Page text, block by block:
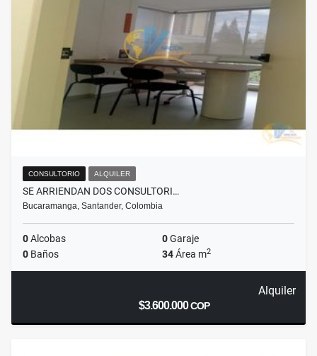
CONSULTORIO ALQUILER
SE ARRIENDAN DOS CONSULTORI…
Bucaramanga, Santander, Colombia
0Alcobas 0Garaje
0 Baños 34Área m2
Alquiler
$3.600.000COP